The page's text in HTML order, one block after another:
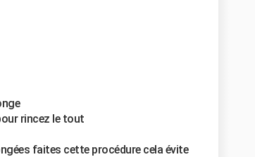
rincez le tout
faites cette procédure cela évite